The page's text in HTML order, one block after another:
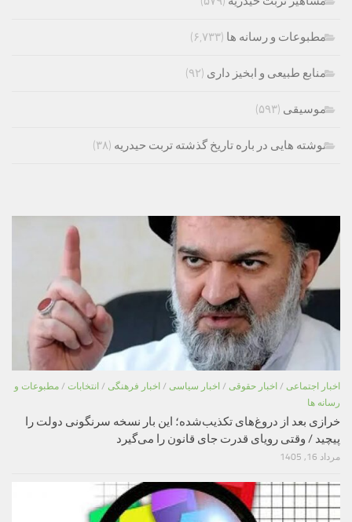
مطبوعات و رسانه ها (۶,۷۳۳)
منابع طبیعی و ابخیز داری (۹۲)
موسیقی (۵۹۳)
نوشته هایی در باره تاریخ گذشته تربت حیدریه (۳۸)
اخبار اجتماعی / اخبار حقوقی / اخبار سیاسی / اخبار فرهنگی / انتخابات / مطبوعات و
رسانه ها
خرازی بعد از دروغ‌های تکذیب‌شده؛ این بار نسخه سرنگونی دولت را
پیچید / وقتی رویای قدرت جای قانون را می‌گیرد
مرداد 16, 1405